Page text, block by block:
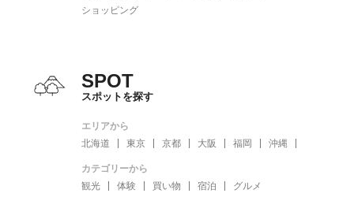
ショッピング
SPOT
スポットを探す
エリアから
北海道
東京 京都 大阪 福岡 沖縄
カテゴリーから
観光
体験 買い物 宿泊 グルメ